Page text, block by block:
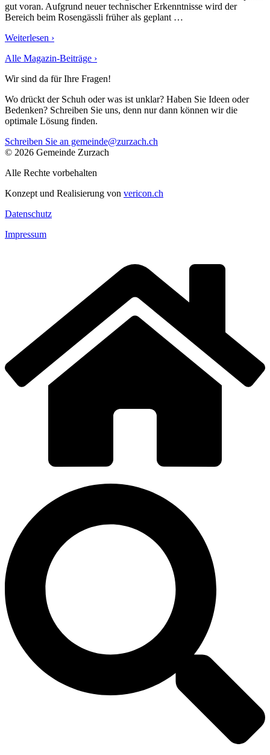
gut voran. Aufgrund neuer technischer Erkenntnisse wird der
Bereich beim Rosengässli früher als geplant …
Weiterlesen ›
Alle Magazin-Beiträge ›
Wir sind da für Ihre Fragen!
Wo drückt der Schuh oder was ist unklar? Haben Sie Ideen oder
Bedenken? Schreiben Sie uns, denn nur dann können wir die
optimale Lösung finden.
Schreiben Sie an gemeinde@zurzach.ch
© 2026 Gemeinde Zurzach
Alle Rechte vorbehalten
Konzept und Realisierung von vericon.ch
Datenschutz
Impressum